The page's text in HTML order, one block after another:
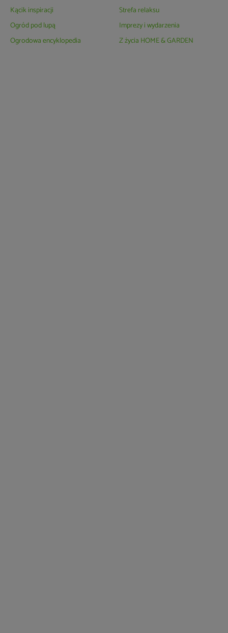
Kącik inspiracji
Ogród pod lupą
Ogrodowa encyklopedia
Strefa relaksu
Imprezy i wydarzenia
Z życia HOME & GARDEN